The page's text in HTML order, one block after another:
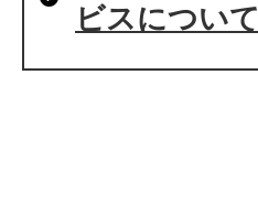
ビスについて